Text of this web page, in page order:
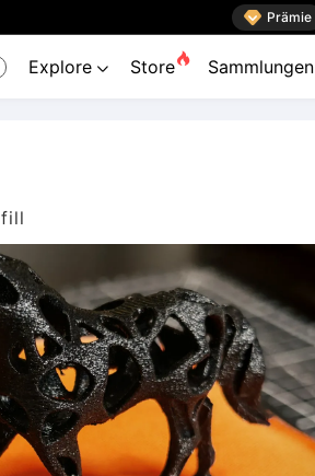
 Prämie
Explore  Store Sammlungen